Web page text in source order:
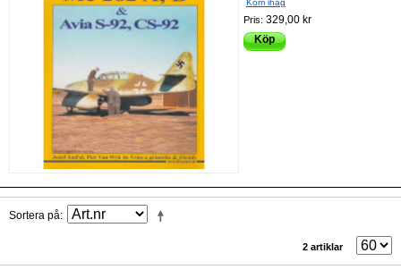
Kom ihåg
Pris: 329,00 kr
Köp
Sortera på
2 artiklar